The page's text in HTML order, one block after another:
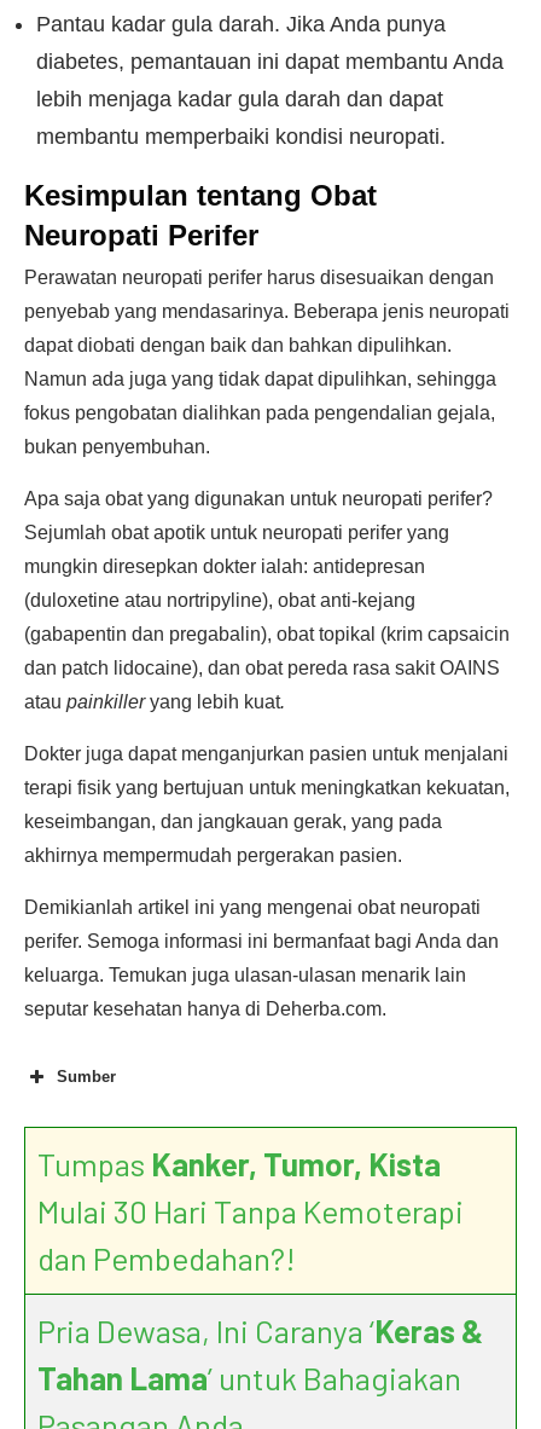
Pantau kadar gula darah. Jika Anda punya
diabetes, pemantauan ini dapat membantu Anda
lebih menjaga kadar gula darah dan dapat
membantu memperbaiki kondisi neuropati.
Kesimpulan tentang Obat
Neuropati Perifer
Perawatan neuropati perifer harus disesuaikan dengan
penyebab yang mendasarinya. Beberapa jenis neuropati
dapat diobati dengan baik dan bahkan dipulihkan.
Namun ada juga yang tidak dapat dipulihkan, sehingga
fokus pengobatan dialihkan pada pengendalian gejala,
bukan penyembuhan.
Apa saja obat yang digunakan untuk neuropati perifer?
Sejumlah obat apotik untuk neuropati perifer yang
mungkin diresepkan dokter ialah: antidepresan
(duloxetine atau nortripyline), obat anti-kejang
(gabapentin dan pregabalin), obat topikal (krim capsaicin
dan patch lidocaine), dan obat pereda rasa sakit OAINS
atau painkilleryang lebih kuat.
Dokter juga dapat menganjurkan pasien untuk menjalani
terapi fisik yang bertujuan untuk meningkatkan kekuatan,
keseimbangan, dan jangkauan gerak, yang pada
akhirnya mempermudah pergerakan pasien.
Demikianlah artikel ini yang mengenai obat neuropati
perifer. Semoga informasi ini bermanfaat bagi Anda dan
keluarga. Temukan juga ulasan-ulasan menarik lain
seputar kesehatan hanya di Deherba.com.
Sumber
Tumpas Kanker, Tumor, Kista
Mulai 30 Hari Tanpa Kemoterapi
dan Pembedahan?!
Pria Dewasa, Ini Caranya ‘Keras &
Tahan Lama’ untuk Bahagiakan